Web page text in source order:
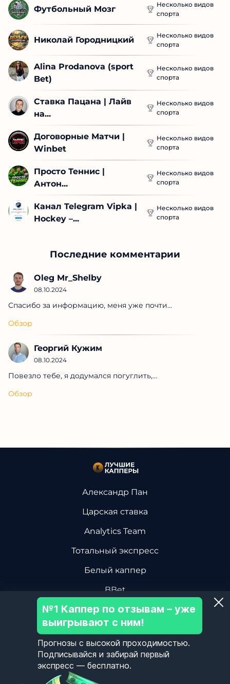
Футбольный Мозг
Несколько видов
спорта
Николай Городницкий
Несколько видов
спорта
Alina Prodanova (sport
Bet)
Несколько видов
спорта
Ставка Пацана | Лайв
на...
Несколько видов
спорта
Договорные Матчи |
Winbet
Несколько видов
спорта
Просто Теннис |
Антон...
Несколько видов
спорта
Канал Telegram Vipka |
Hockey –...
Несколько видов
спорта
Последние комментарии
Oleg Mr_Shelby
08.10.2024
Спасибо за информацию, меня уже почти...
Обзор
Георгий Кужим
08.10.2024
Повезло тебе, я додумался погуглить,...
Обзор
Александр Пан
Царская ставка
Analytics Team
Тотальный экспресс
Белый каппер
BBet
Василий Винокуров
Дмитрий Ревизор БК
Центр Хоккейной Аналитики
Олег Соловьев
№1 Каппер по отзывам – уже
выигрывают с ним!
Прогнозы с высокой проходимостью.
Подписывайся и забирай первый
экспресс — бесплатно.